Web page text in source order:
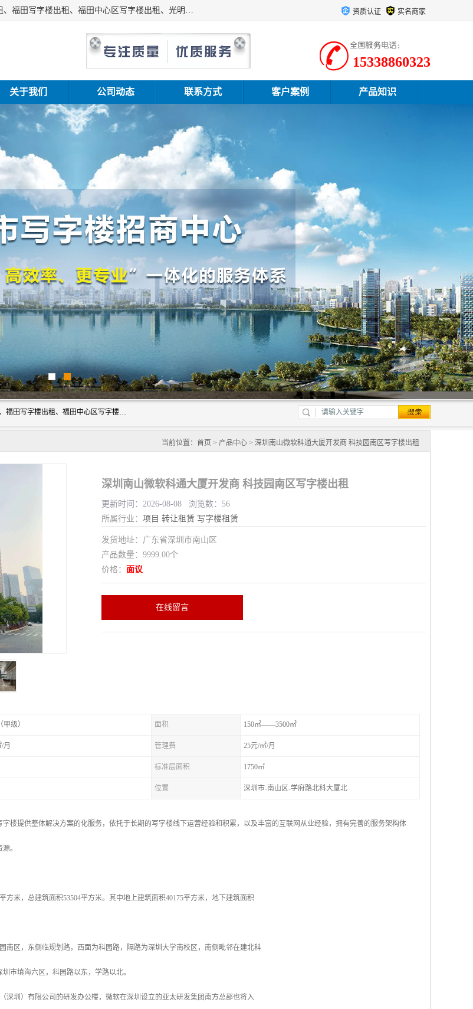
深圳鑫企通投资发展有限公司主营业务：宝安写字楼出租、车公庙写字楼出租、福田写字楼出租、福田中心区写字楼出租、光明写字楼出租、后海写字楼出租、科技园写字楼出租、南山写字楼出租等。公司专注为写字楼提供整体解决方案的化服务，依托于长期的写字楼线下运营经验和积累，以及丰富的互联网从业经验，拥有完善的服务架构体系、丰富的行业经验、与充分的销售资源。 资质认证 实名商家
15338860323
关于我们 公司动态 联系方式 客户案例 产品知识
深圳鑫企通投资发展有限公司主营业务：宝安写字楼出租、车公庙写字楼出租、福田写字楼出租、福田中心区写字楼出租、光明写字楼出租、后海写字楼出租、科技园写字楼出租、南山写字楼出租等。公司专注为写字楼提供整体解决方案的化服务，依托于长期的写字楼线下运营经验和积累，以及丰富的互联网从业经验，拥有完善的服务架构体系、丰富的行业经验、与充分的销售资源。
当前位置： 首页 > 产品中心 > 深圳南山微软科通大厦开发商 科技园南区写字楼出租
深圳南山微软科通大厦开发商 科技园南区写字楼出租
更新时间：2026-08-08 浏览数：56
所属行业： 项目 转让租赁 写字楼租赁
发货地址：广东省深圳市南山区
产品数量：9999.00个
价格： 面议
在线留言
级） 面积 150㎡——3500㎡
月 管理费 25元/㎡/月
标准层面积 1750㎡
位置 深圳市-南山区-学府路北科大厦北
楼提供整体解决方案的化服务，依托于长期的写字楼线下运营经验和积累，以及丰富的互联网从业经验，拥有完善的服务架构体
。
方米，总建筑面积53504平方米。其中地上建筑面积40175平方米，地下建筑面积
南区，东侧临规划路，西面为科园路，隔路为深圳大学南校区，南侧毗邻在建北科
市填海六区，科园路以东，学路以北。
深圳）有限公司的研发办公楼，微软在深圳设立的亚太研发集团南方总部也将入